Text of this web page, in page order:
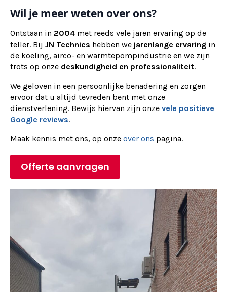
Wil je meer weten over ons?
Ontstaan in 2004 met reeds vele jaren ervaring op de
teller. Bij JN Technics hebben we jarenlange ervaring in
de koeling, airco- en warmtepompindustrie en we zijn
trots op onze deskundigheid en professionaliteit.
We geloven in een persoonlijke benadering en zorgen
ervoor dat u altijd tevreden bent met onze
dienstverlening. Bewijs hiervan zijn onze vele positieve
Google reviews.
Maak kennis met ons, op onze over ons pagina.
Offerte aanvragen